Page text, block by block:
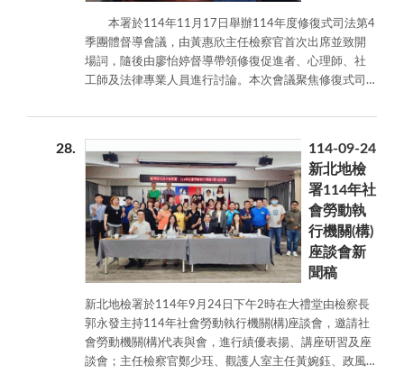
升學生們自
我保護與犯
罪風險辨識
能力，進而
人與朋友的
動中，黃婉
鈺主任觀護
人結合實務
經驗與生活
案例，向學
生說明毒品
集團常見手
法與防範重
點、危險駕
駛行為所衍
深入收容人的日常。 法治教育是預防犯罪的第一哩
路，受刑人重返社會，需要有健全的辨識能力，避免再
度遭詐騙集團利用而成為犯罪幫兇，本署郭永發檢察長
及鄭淑壬主任檢察官懇切地叮嚀，希望臺北看守所之收
他人使用，並且應堅定意志拒絕毒品，期盼本署與立德
電台這份蘊含專業與關懷的叮囑，使收容人在人生重新
開始的道路上能具備更充足的自我保護能力。
本署於114年11月17日舉辦114年度修復式司法第4
季團體督導會議，由黃惠欣主任檢察官首次出席並致開
場詞，隨後由廖怡婷督導帶領修復促進者、心理師、社
工師及法律專業人員進行討論。本次會議聚焦修復式司
過對話理解衝突，協助當事人重新連結。衝突是對話的
開端，只要透過「聚焦對話」看見事件背後的需求，便
能為關係修復開啟可能性。 廖督導指出，行為責任
承擔是修復歷程的重要基礎，促進者需協助當事人意識
行為影響，並引導找出彼此共同在意的議題，使後續對
話更聚焦且具方向。當雙方真正理解彼此關心的事，就
能從對立逐步走向理解。 會議也討論在家庭衝突中
如何運用「轉向資源的措施」，例如轉介心理諮商、連
結家庭支持或社區資源，以補充對話外的情緒與關係需
只依靠對話，也需整合外部支持，使當事人能在多重資
源下化解衝突。 與會者分享實務經驗，提到許多看
似僵局的案件，只要提供安全被聆聽的空間，往往能出
現正向轉折。促進者也表示，對立的雙方只要願意從共
28
114-09-24
新北地檢
署114年社
會勞動執
行機關(構)
座談會新
聞稿
新北地檢署於114年9月24日下午2時在大禮堂由檢察長
郭永發主持114年社會勞動執行機關(構)座談會，邀請社
會勞動機關(構)代表與會，進行績優表揚、講座研習及座
談會；主任檢察官鄭少珏、觀護人室主任黃婉鈺、政風